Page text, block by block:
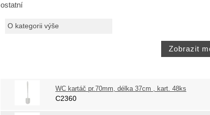
ostatní
O kategorii výše
WC kartáč pr.70mm, délka 37cm , kart. 48ks
C2360